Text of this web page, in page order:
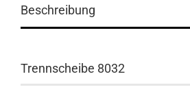
Beschreibung
Trennscheibe 8032